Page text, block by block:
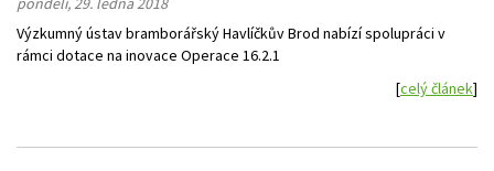
Výzkumný ústav bramborářský Havlíčkův Brod nabízí spolupráci v
rámci dotace na inovace Operace 16.2.1
[celý článek]